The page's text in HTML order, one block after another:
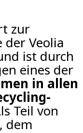
zur
Veolia
ist durch
eines der
in allen
Teil von
dem